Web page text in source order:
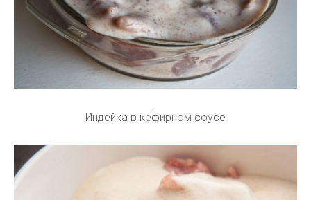
Индейка в кефирном соусе